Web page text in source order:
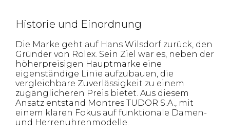
Historie und Einordnung
Die Marke geht auf Hans Wilsdorf zurück, den
Gründer von Rolex. Sein Ziel war es, neben der
höherpreisigen Hauptmarke eine
eigenständige Linie aufzubauen, die
vergleichbare Zuverlässigkeit zu einem
zugänglicheren Preis bietet. Aus diesem
Ansatz entstand Montres TUDOR S.A., mit
einem klaren Fokus auf funktionale Damen-
und Herrenuhrenmodelle.